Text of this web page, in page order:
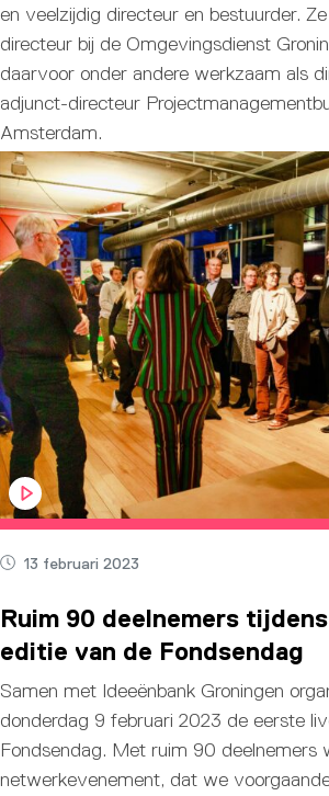
en veelzijdig directeur en bestuurder.
directeur bij de Omgevingsdienst
daarvoor onder andere werkzaam als
adjunct-directeur
Amsterdam.
13 februari 2023
Ruim 90 deelnemers
editie van de Fondsendag
Samen met Ideeënbank Groningen
donderdag 9 februari 2023 de eerste
Fondsendag. Met ruim 90 deelnemers
netwerkevenement, dat we